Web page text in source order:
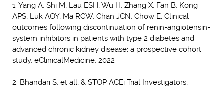
1. Yang A, Shi M, Lau ESH, Wu H, Zhang X, Fan B, Kong
APS, Luk AOY, Ma RCW, Chan JCN, Chow E. Clinical
outcomes following discontinuation of renin-angiotensin-
system inhibitors in patients with type 2 diabetes and
advanced chronic kidney disease: a prospective cohort
study, eClinicalMedicine, 2022
2. Bhandari S, et all, & STOP ACEi Trial Investigators,